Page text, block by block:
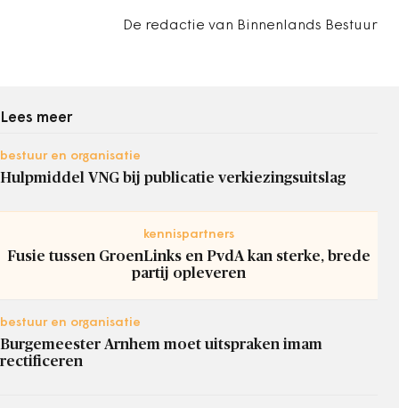
De redactie van Binnenlands Bestuur
Lees meer
bestuur en organisatie
Hulpmiddel VNG bij publicatie verkiezingsuitslag
kennispartners
Fusie tussen GroenLinks en PvdA kan sterke, brede
partij opleveren
bestuur en organisatie
Burgemeester Arnhem moet uitspraken imam
rectificeren